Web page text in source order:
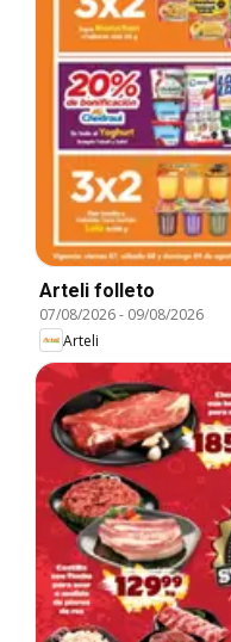
Arteli folleto
07/08/2026- 09/08/2026
Arteli